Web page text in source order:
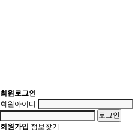
회원로그인
회원아이디
회원가입 정보찾기